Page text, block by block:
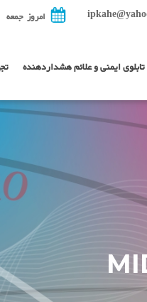
امروز جمعه
تابلوی ایمنی و علائم هشداردهنده